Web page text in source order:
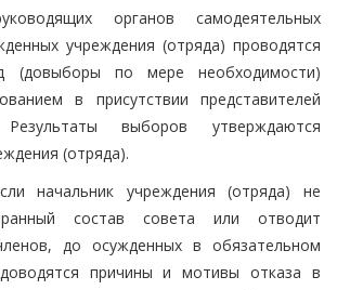
органов самодеятельных
учреждения (отряда) проводятся
по мере необходимости)
в присутствии представителей
Результаты выборов утверждаются
(отряда).
начальник учреждения (отряда) не
состав совета или отводит
до осужденных в обязательном
причины и мотивы отказа в